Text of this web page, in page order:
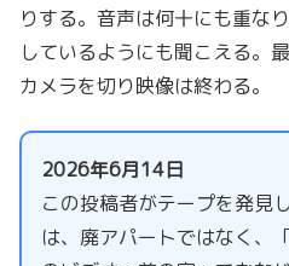
りする。音声は何十にも重な
しているようにも聞こえる。
カメラを切り映像は終わる。
2026年6月14日
この投稿者がテープを発見
は、廃アパートではなく、